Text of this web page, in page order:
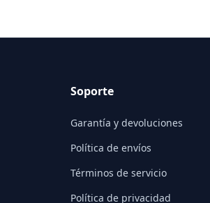
Soporte
Garantía y devoluciones
Política de envíos
Términos de servicio
Política de privacidad